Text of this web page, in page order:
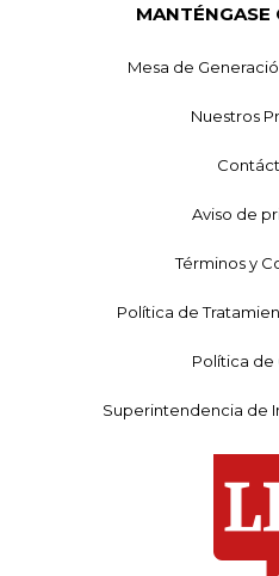
MANTÉNGASE
Mesa de
Nuestros
Aviso de
Términos y
Política de
Política de
Superintendencia de